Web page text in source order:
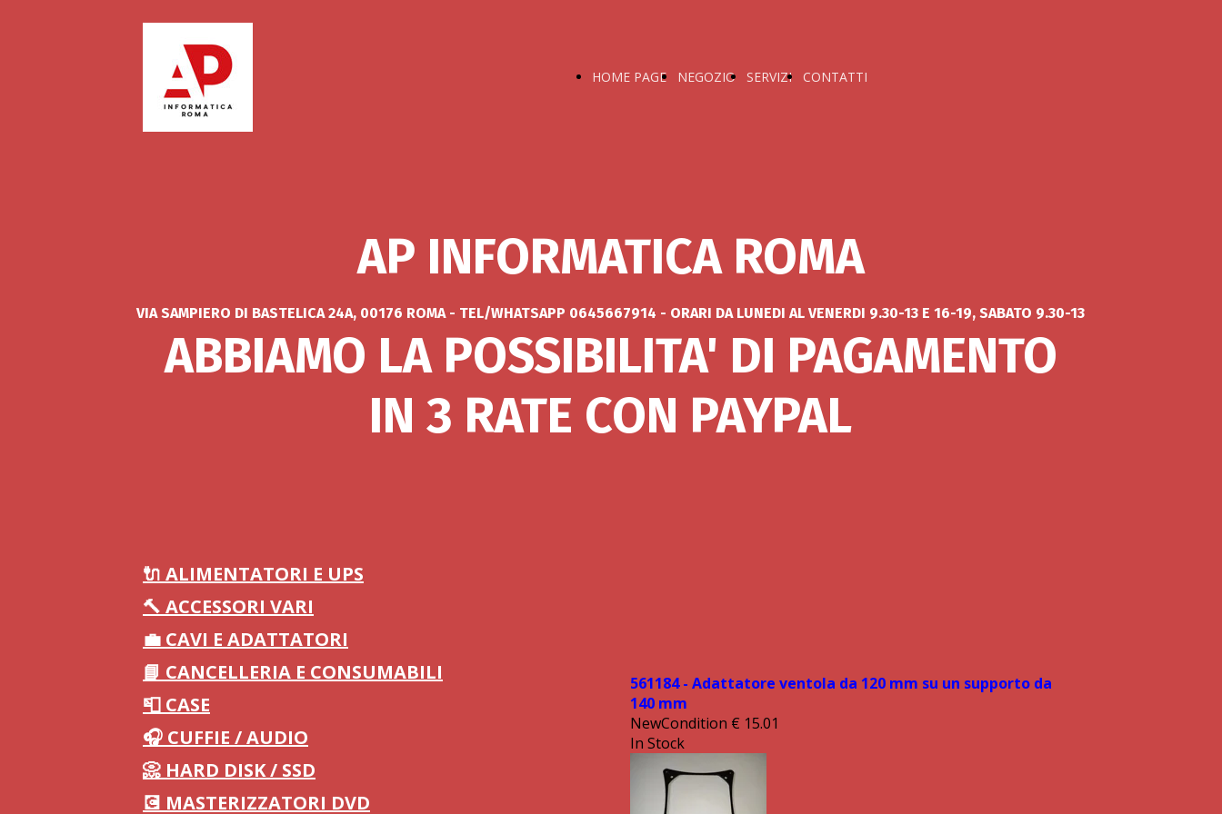
HOME PAGE NEGOZIO SERVIZI CONTATTI
AP INFORMATICA ROMA
VIA SAMPIERO DI BASTELICA 24A, 00176 ROMA - TEL/WHATSAPP 0645667914 - ORARI DA LUNEDI AL VENERDI 9.30-13 E 16-19, SABATO 9.30-13
ABBIAMO LA POSSIBILITA' DI PAGAMENTO
IN 3 RATE CON PAYPAL
🔌 ALIMENTATORI E UPS
🔨 ACCESSORI VARI
💼 CAVI E ADATTATORI
📘 CANCELLERIA E CONSUMABILI
📮 CASE
🎧 CUFFIE / AUDIO
📀 HARD DISK / SSD
💽 MASTERIZZATORI DVD
561184 - Adattatore ventola da 120 mm su un supporto da
140 mm
NewCondition € 15.01
In Stock